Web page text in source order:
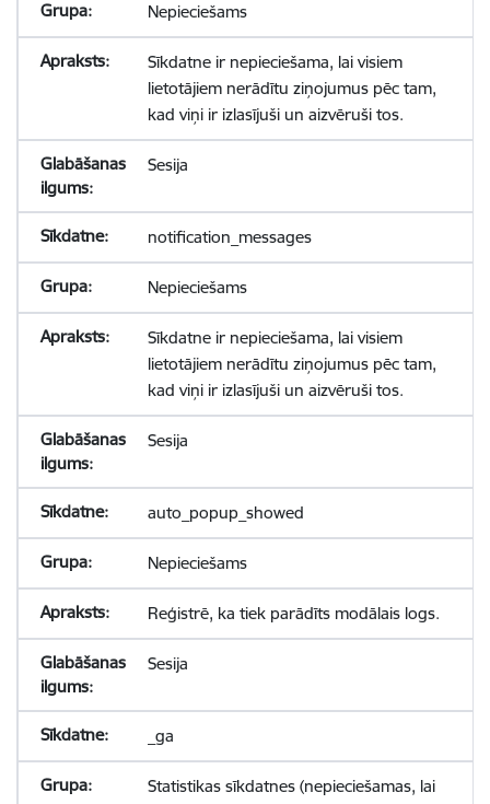
Nepieciešams
Sīkdatne ir nepieciešama, lai visiem
lietotājiem nerādītu ziņojumus pēc tam,
kad viņi ir izlasījuši un aizvēruši tos.
Sesija
notification_messages
Nepieciešams
Sīkdatne ir nepieciešama, lai visiem
lietotājiem nerādītu ziņojumus pēc tam,
kad viņi ir izlasījuši un aizvēruši tos.
Sesija
auto_popup_showed
Nepieciešams
Reģistrē, ka tiek parādīts modālais logs.
Sesija
_ga
Statistikas sīkdatnes (nepieciešamas, lai